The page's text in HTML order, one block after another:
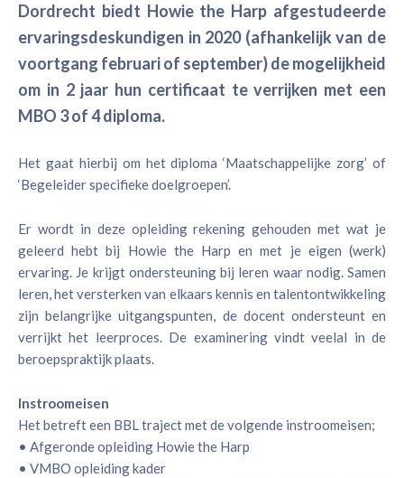
Dordrecht biedt Howie the Harp afgestudeerde
ervaringsdeskundigen in 2020 (afhankelijk van de
voortgang februari of september) de mogelijkheid
om in 2 jaar hun certificaat te verrijken met een
MBO 3 of 4 diploma.
Het gaat hierbij om het diploma ‘Maatschappelijke zorg’ of
‘Begeleider specifieke doelgroepen’.
Er wordt in deze opleiding rekening gehouden met wat je
geleerd hebt bij Howie the Harp en met je eigen (werk)
ervaring. Je krijgt ondersteuning bij leren waar nodig. Samen
leren, het versterken van elkaars kennis en talentontwikkeling
zijn belangrijke uitgangspunten, de docent ondersteunt en
verrijkt het leerproces. De examinering vindt veelal in de
beroepspraktijk plaats.
Instroomeisen
Het betreft een BBL traject met de volgende instroomeisen;
• Afgeronde opleiding Howie the Harp
• VMBO opleiding kader